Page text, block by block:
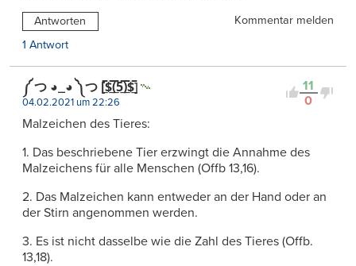
Antworten
Kommentar melden
1 Antwort
11
0
༼ つ ◕_◕ ༽つ [̲̅$̲̅(̲̅5̲̅)̲̅$̲̅]
04.02.2021 um 22:26
Malzeichen des Tieres:
1. Das beschriebene Tier erzwingt die Annahme des
Malzeichens für alle Menschen (Offb 13,16).
2. Das Malzeichen kann entweder an der Hand oder an
der Stirn angenommen werden.
3. Es ist nicht dasselbe wie die Zahl des Tieres (Offb.
13,18).